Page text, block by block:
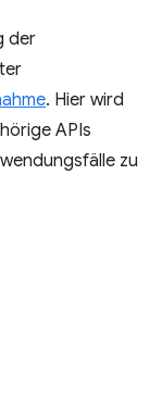
der
. Hier wird
APIs
zu